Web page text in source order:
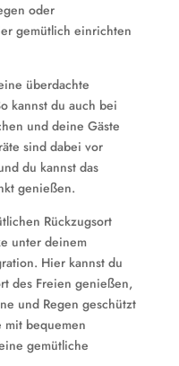
oder
gemütlich einrichten
überdachte
kannst du auch bei
und deine Gäste
sind dabei vor
du kannst das
genießen.
Rückzugsort
unter deinem
Hier kannst du
des Freien genießen,
und Regen geschützt
mit bequemen
gemütliche